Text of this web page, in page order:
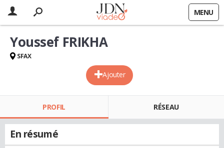
MENU
Ajouter
Youssef FRIKHA
SFAX
PROFIL RÉSEAU
En résumé